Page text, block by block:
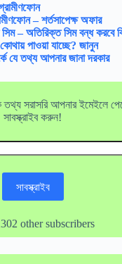
– শর্তসাপেক্ষ অফার
– অতিরিক্ত সিম বন্ধ করবে
পাওয়া যাচ্ছে? জানুন
যে তথ্য আপনার জানা দরকার
তথ্য সরাসরি আপনার ইমেইলে
সাবস্ক্রাইব করুন!
সাবস্ক্রাইব
other subscribers